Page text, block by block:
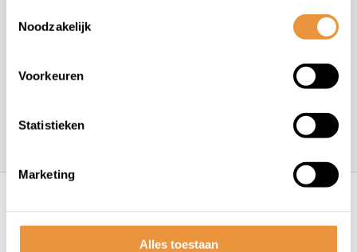
Noodzakelijk
Voorkeuren
Statistieken
Marketing
Alles toestaan
Algemene voorwaarden Disclaimer
Privacy
Policy
Sitemap